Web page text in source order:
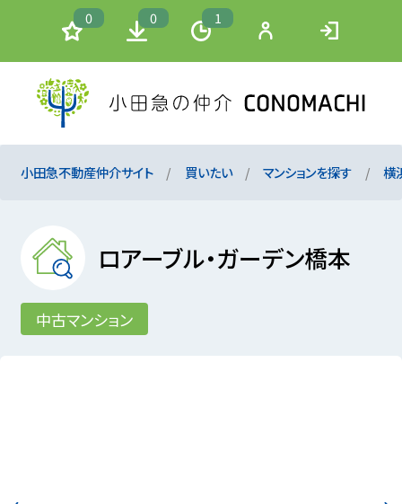
0 0 1
小田急不動産仲介サイト 買いたい マンションを探す 横
ロアーブル・ガーデン橋本
中古マンション